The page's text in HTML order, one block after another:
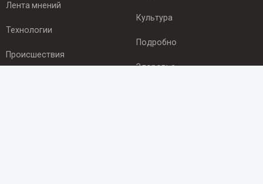
Лента мнений
Технологии
Происшествия
Культура
Подробно
Здоровье